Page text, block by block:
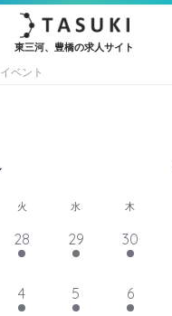
東三河、豊橋の求人サイト
イベント
火 水 木
11
イ
ン
28
11
イ
ン
29
11
イ
ン
30
11
4
11
5
11
6